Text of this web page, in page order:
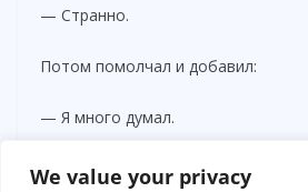
We value your privacy
— Странно.
Потом помолчал и добавил:
— Я много думал.
Она ничего не ответила.